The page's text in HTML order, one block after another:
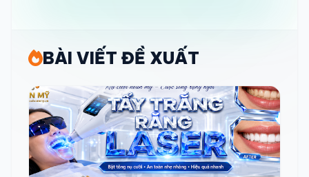
BÀI VIẾT ĐỀ XUẤT